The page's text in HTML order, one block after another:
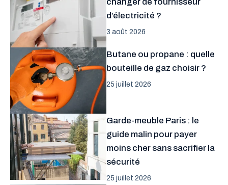
d’électricité ?
3 août 2026
Butane ou propane : quelle
bouteille de gaz choisir ?
25 juillet 2026
Garde-meuble Paris : le
guide malin pour payer
moins cher sans sacrifier la
sécurité
25 juillet 2026